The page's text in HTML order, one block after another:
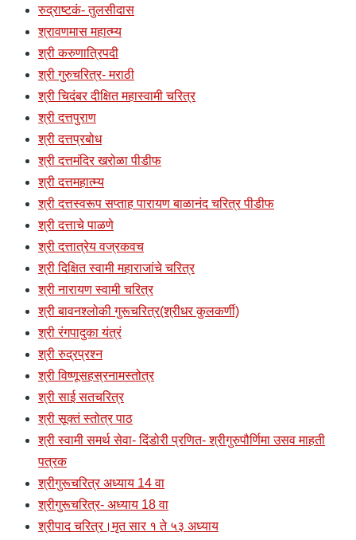
रुद्राष्टकं- तुलसीदास
श्रावणमास महात्म्य
श्री करुणात्रिपदी
श्री गुरुचरित्र- मराठी
श्री चिदंबर दीक्षित महास्वामी चरित्र
श्री दत्तपुराण
श्री दत्तप्रबोध
श्री दत्तमंदिर खरोळा पीडीफ
श्री दत्तमहात्म्य
श्री दत्तस्वरूप सप्ताह पारायण बाळानंद चरित्र पीडीफ
श्री दत्ताचे पाळणे
श्री दत्तात्रेय वज्रकवच
श्री दिक्षित स्वामी महाराजांचे चरित्र
श्री नारायण स्वामी चरित्र
श्री बावनश्लोकी गुरूचरित्र(श्रीधर कुलकर्णी)
श्री रंगपादुका यंत्रं
श्री रुद्रप्रश्न
श्री विष्णूसहस्रनामस्तोत्र
श्री साई सतचरित्र
श्री सूक्तं स्तोत्र पाठ
श्री स्वामी समर्थ सेवा- दिंडोरी प्रणित- श्रीगुरुपौर्णिमा उसव माहती
पत्रक
श्रीगुरूचरित्र अध्याय 14 वा
श्रीगुरूचरित्र- अध्याय 18 वा
श्रीपाद चरित्र।मृत सार १ ते ५३ अध्याय